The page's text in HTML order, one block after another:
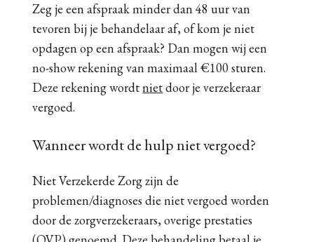
Zeg je een afspraak minder dan 48 uur van
tevoren bij je behandelaar af, of kom je niet
opdagen op een afspraak? Dan mogen wij een
no-show rekening van maximaal €100 sturen.
Deze rekening wordtnietdoor je verzekeraar
vergoed.
Wanneer wordt de hulp niet vergoed?
Niet Verzekerde Zorg zijn de
problemen/diagnoses die niet vergoed worden
door de zorgverzekeraars, overige prestaties